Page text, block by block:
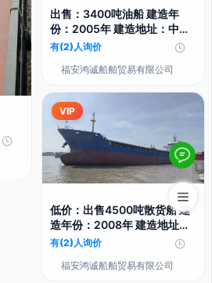
出售：3400吨油船 建造年
份：2005年 建造地址：中国
浙江
有(2)人询价
福安鸿诚船舶贸易有限公司
VIP
低价：出售4500吨散货船 建
造年份：2008年 建造地址：
中国
有(2)人询价
福安鸿诚船舶贸易有限公司